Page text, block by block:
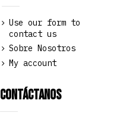
Use our form to
contact us
Sobre Nosotros
My account
Contáctanos